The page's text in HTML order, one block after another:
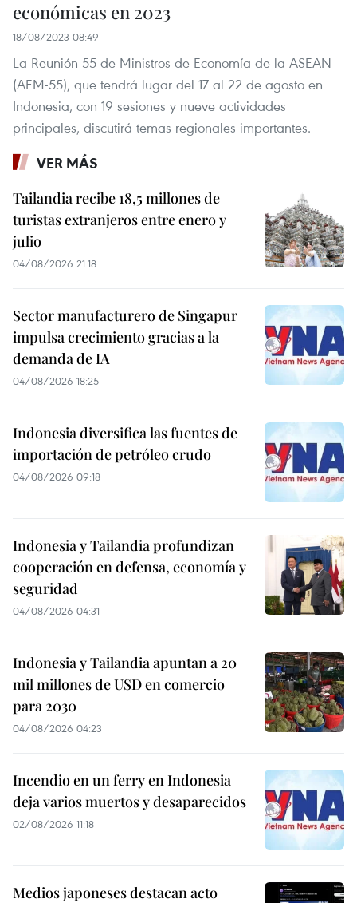
económicas en 2023
18/08/2023 08:49
La Reunión 55 de Ministros de Economía de la ASEAN
(AEM-55), que tendrá lugar del 17 al 22 de agosto en
Indonesia, con 19 sesiones y nueve actividades
principales, discutirá temas regionales importantes.
VER MÁS
Tailandia recibe 18,5 millones de
turistas extranjeros entre enero y
julio
04/08/2026 21:18
Sector manufacturero de Singapur
impulsa crecimiento gracias a la
demanda de IA
04/08/2026 18:25
Indonesia diversifica las fuentes de
importación de petróleo crudo
04/08/2026 09:18
Indonesia y Tailandia profundizan
cooperación en defensa, economía y
seguridad
04/08/2026 04:31
Indonesia y Tailandia apuntan a 20
mil millones de USD en comercio
para 2030
04/08/2026 04:23
Incendio en un ferry en Indonesia
deja varios muertos y desaparecidos
02/08/2026 11:18
Medios japoneses destacan acto